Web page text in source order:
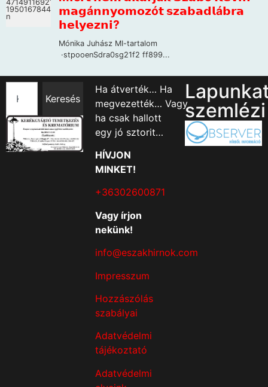
Keresés
Ha átverték… Ha
megvezették… Vagy
ha csak hallott
egy jó sztorit…
HÍVJON
MINKET!
+36302600871
Vagy írjon
nekünk!
info@eszakhirnok.com
Impresszum
Hozzászólás
szabályai
Adatvédelmi
tájékoztató
Adatvédelmi
szemlézi